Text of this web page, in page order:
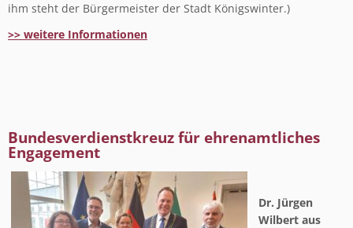
ihm steht der Bürgermeister der Stadt Königswinter.)
>> weitere Informationen
Bundesverdienstkreuz für ehrenamtliches
Engagement
Dr. Jürgen
Wilbert aus